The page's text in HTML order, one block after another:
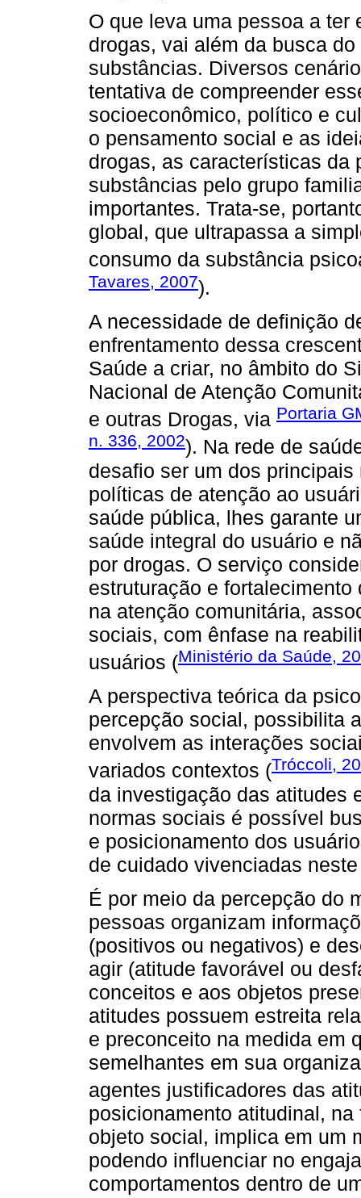
O que leva uma pessoa a
drogas, vai além da busca
substâncias. Diversos
tentativa de compreender
socioeconômico, político e
o pensamento social e as
drogas, as características da
substâncias pelo grupo
importantes. Trata-se,
global, que ultrapassa a
consumo da substância
Tavares, 2007).
A necessidade de definição
enfrentamento dessa
Saúde a criar, no âmbito do
Nacional de Atenção
e outras Drogas, via Portaria
n. 336, 2002). Na rede de
desafio ser um dos
políticas de atenção ao
saúde pública, lhes garante
saúde integral do usuário e
por drogas. O serviço
estruturação e
na atenção comunitária,
sociais, com ênfase na
usuários (Ministério da Saúde,
A perspectiva teórica da
percepção social, possibilita
envolvem as interações
variados contextos (Tróccoli,
da investigação das atitudes
normas sociais é possível
e posicionamento dos
de cuidado vivenciadas
É por meio da percepção do
pessoas organizam
(positivos ou negativos) e
agir (atitude favorável ou
conceitos e aos objetos
atitudes possuem estreita
e preconceito na medida em
semelhantes em sua
agentes justificadores das
posicionamento atitudinal,
objeto social, implica em um
podendo influenciar no
comportamentos dentro de